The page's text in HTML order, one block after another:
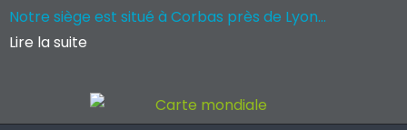
Notre siège est situé à Corbas près de Lyon...
Lire la suite